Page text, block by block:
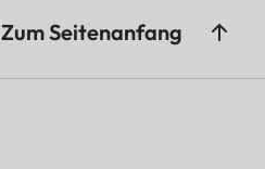
Zum Seitenanfang